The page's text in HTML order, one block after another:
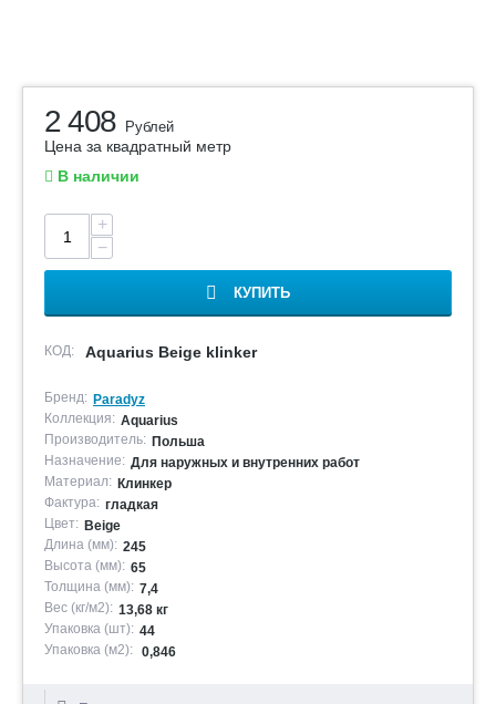
2 408 Рублей
Цена за квадратный метр
В наличии
+
−
КУПИТЬ
КОД: Aquarius Beige klinker
Бренд: Paradyz
Коллекция: Aquarius
Производитель: Польша
Назначение: Для наружных и внутренних работ
Материал: Клинкер
Фактура: гладкая
Цвет: Beige
Длина (мм): 245
Высота (мм): 65
Толщина (мм): 7,4
Вес (кг/м2): 13,68 кг
Упаковка (шт): 44
Упаковка (м2): 0,846